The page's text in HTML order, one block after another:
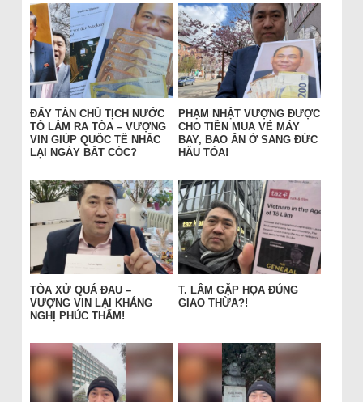
ĐẨY TÂN CHỦ TỊCH NƯỚC
TÔ LÂM RA TÒA – VƯỢNG
VIN GIÚP QUỐC TẾ NHẮC
LẠI NGÀY BẮT CÓC?
PHẠM NHẬT VƯỢNG ĐƯỢC
CHO TIỀN MUA VÉ MÁY
BAY, BAO ĂN Ở SANG ĐỨC
HẦU TÒA!
TÒA XỬ QUÁ ĐAU –
VƯỢNG VIN LẠI KHÁNG
NGHỊ PHÚC THẨM!
T. LÂM GẶP HỌA ĐÚNG
GIAO THỪA?!